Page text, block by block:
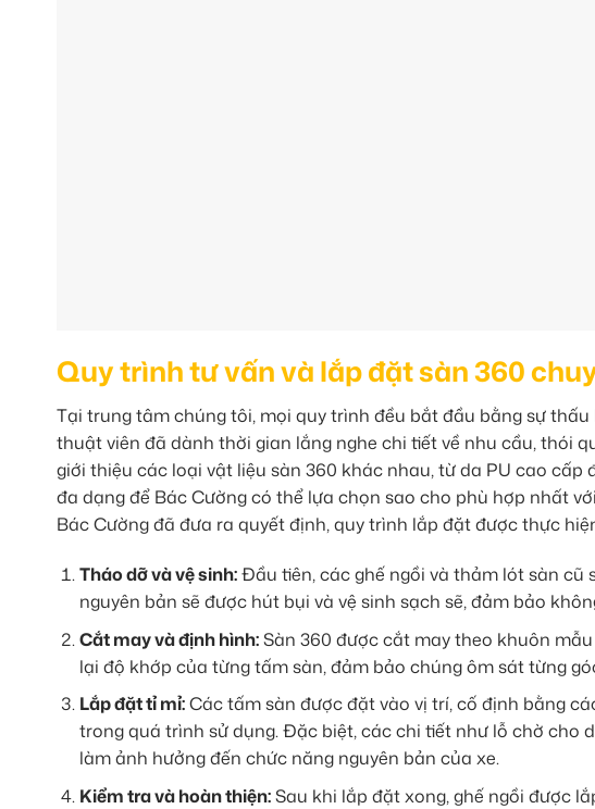
Quy trình tư vấn và lắp đặt sàn 360
Tại trung tâm chúng tôi, mọi quy trình đều bắt đầu bằng sự
thuật viên đã dành thời gian lắng nghe chi tiết về nhu cầu, thói
giới thiệu các loại vật liệu sàn 360 khác nhau, từ da PU cao
đa dạng để Bác Cường có thể lựa chọn sao cho phù hợp nhất
Bác Cường đã đưa ra quyết định, quy trình lắp đặt được thực
Tháo dỡ và vệ sinh:Đầu tiên, các ghế ngồi và thảm lót sàn cũ
nguyên bản sẽ được hút bụi và vệ sinh sạch sẽ, đảm bảo
Cắt may và định hình:Sàn 360 được cắt may theo khuôn
lại độ khớp của từng tấm sàn, đảm bảo chúng ôm sát từng
Lắp đặt tỉ mỉ:Các tấm sàn được đặt vào vị trí, cố định bằng
trong quá trình sử dụng. Đặc biệt, các chi tiết như lỗ chờ cho
làm ảnh hưởng đến chức năng nguyên bản của xe.
Kiểm tra và hoàn thiện:Sau khi lắp đặt xong, ghế ngồi được